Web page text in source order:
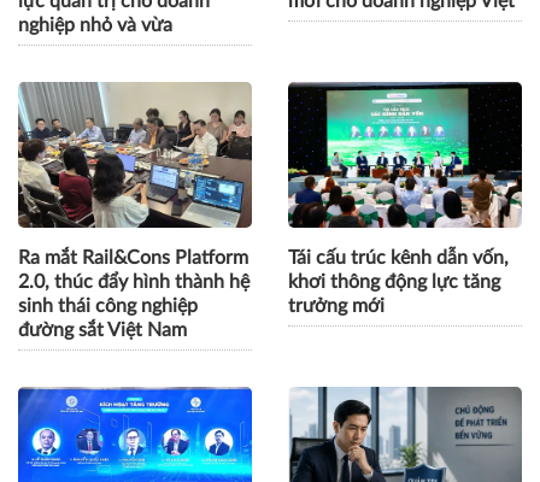
nghiệp nhỏ và vừa
Ra mắt Rail&Cons Platform
2.0, thúc đẩy hình thành hệ
sinh thái công nghiệp
đường sắt Việt Nam
Tái cấu trúc kênh dẫn vốn,
khơi thông động lực tăng
trưởng mới